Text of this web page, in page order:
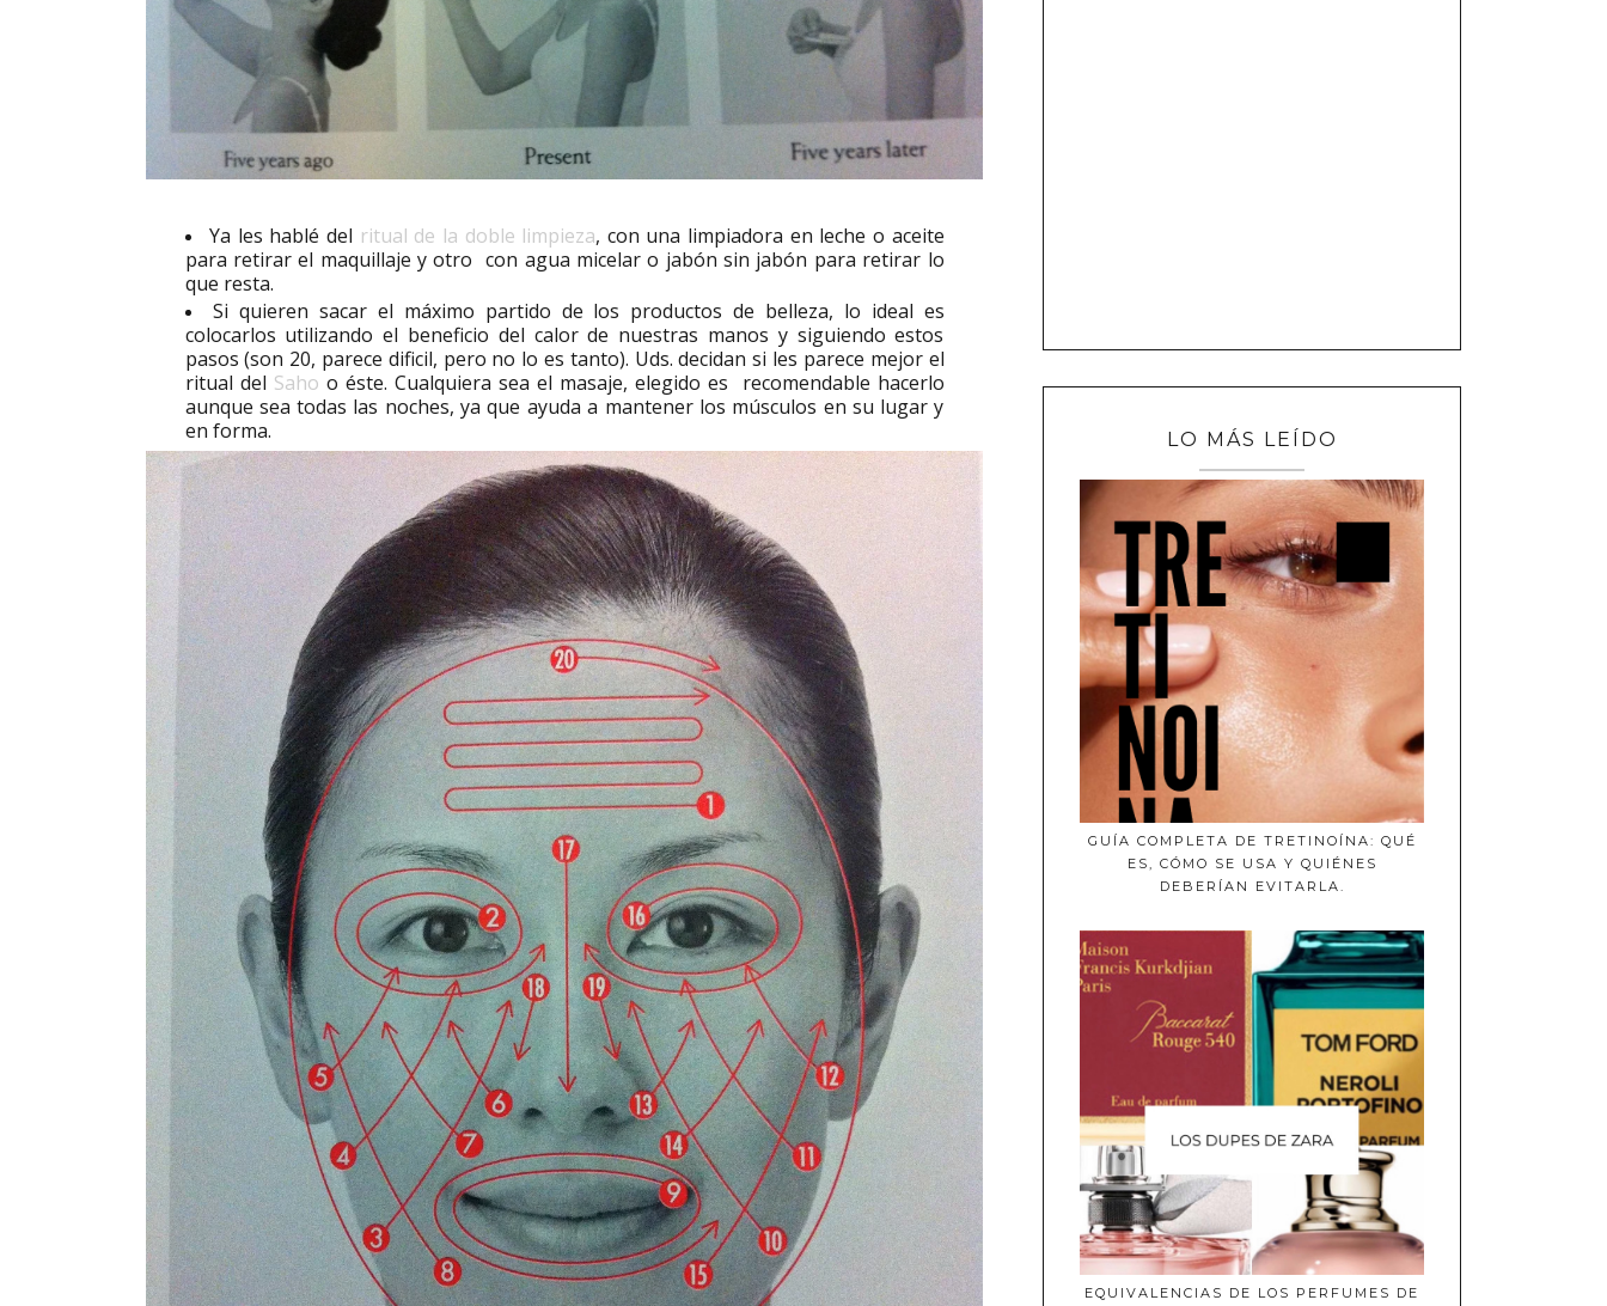
Ya les hablé del ritual de la doble limpieza, con una limpiadora en leche o aceite
para retirar el maquillaje y otro con agua micelar o jabón sin jabón para retirar lo
que resta.
Si quieren sacar el máximo partido de los productos de belleza, lo ideal es
colocarlos utilizando el beneficio del calor de nuestras manos y siguiendo estos
pasos (son 20, parece dificil, pero no lo es tanto). Uds. decidan si les parece mejor el
ritual del Saho o éste. Cualquiera sea el masaje, elegido es recomendable hacerlo
aunque sea todas las noches, ya que ayuda a mantener los músculos en su lugar y
en forma.
LO MÁS LEÍDO
GUÍA COMPLETA DE TRETINOÍNA: QUÉ
ES, CÓMO SE USA Y QUIÉNES
DEBERÍAN EVITARLA.
EQUIVALENCIAS DE LOS PERFUMES DE